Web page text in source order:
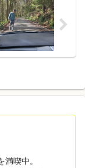
喫中。